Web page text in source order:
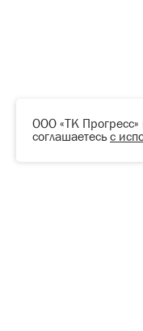
ООО «ТК Прогресс»
соглашаетесьс